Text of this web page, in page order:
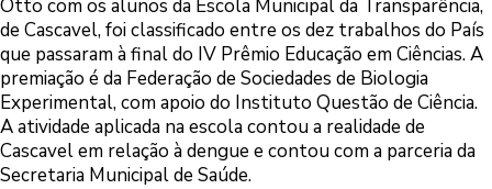
Otto com os alunos da Escola Municipal da Transparência,
de Cascavel, foi classificado entre os dez trabalhos do País
que passaram à final do IV Prêmio Educação em Ciências. A
premiação é da Federação de Sociedades de Biologia
Experimental, com apoio do Instituto Questão de Ciência.
A atividade aplicada na escola contou a realidade de
Cascavel em relação à dengue e contou com a parceria da
Secretaria Municipal de Saúde.